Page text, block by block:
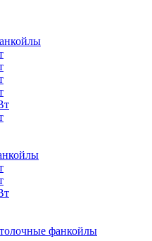
фанкойлы